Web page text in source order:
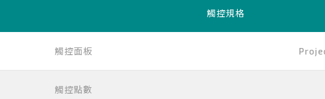
觸控規格
觸控面板
觸控點數